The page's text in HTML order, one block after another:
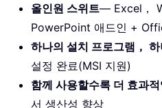
올인원 스위트— Excel，
PowerPoint 애드인 +
하나의 설치 프로그램，
설정 완료(MSI 지원)
함께 사용할수록 더 효과
서 생산성 향상